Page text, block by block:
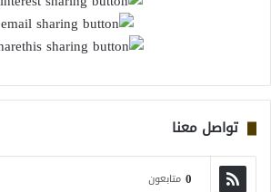
تواصل معنا
0 متابعون